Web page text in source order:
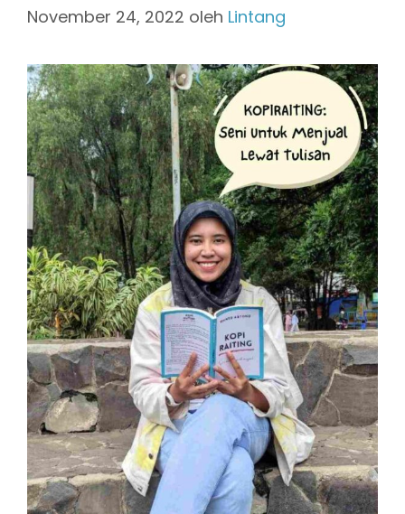
November 24, 2022 oleh Lintang